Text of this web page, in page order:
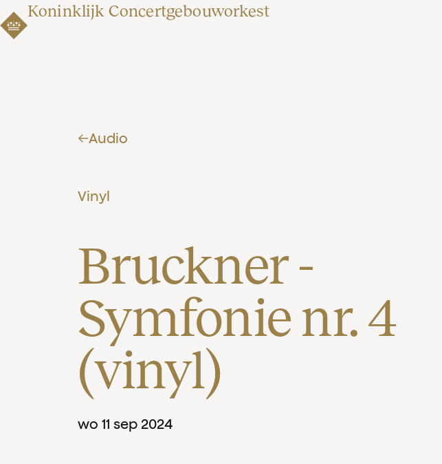
Koninklijk Concertgebouworkest
Audio
Vinyl
Bruckner -
Symfonie nr. 4
(vinyl)
wo 11 sep 2024